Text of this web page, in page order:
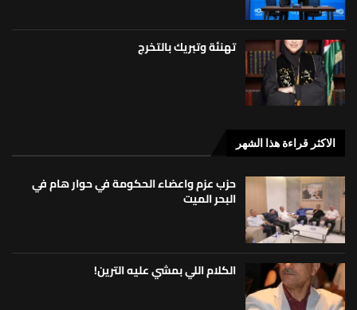
تهنئة وتبريك بالتخرج
الاكثر قراءة هذا الشهر
حزب عزم واعضاء الحكومة في حوار هام في
البحر الميت
الكلام اللي بمشي عليه الترين!